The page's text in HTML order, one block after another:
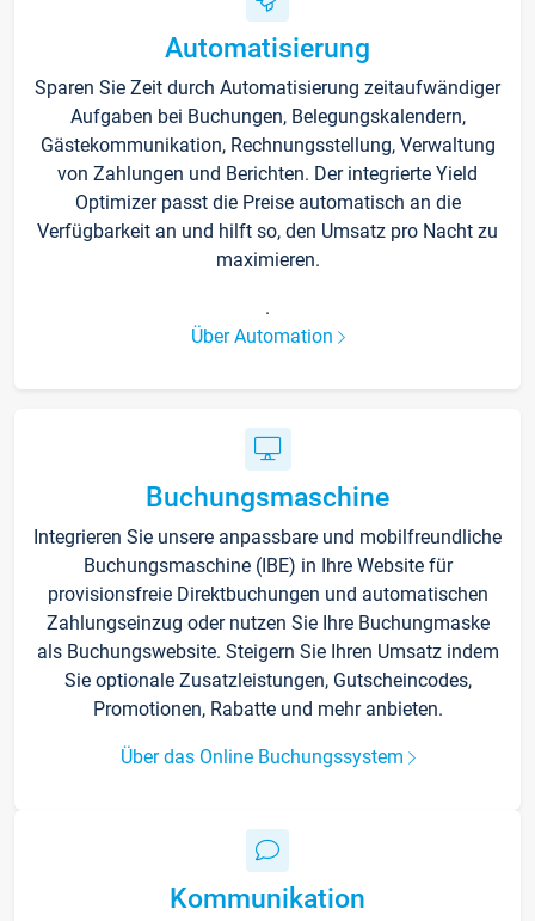
Automatisierung
Sparen Sie Zeit durch Automatisierung zeitaufwändiger
Aufgaben bei Buchungen, Belegungskalendern,
Gästekommunikation, Rechnungsstellung, Verwaltung
von Zahlungen und Berichten. Der integrierte Yield
Optimizer passt die Preise automatisch an die
Verfügbarkeit an und hilft so, den Umsatz pro Nacht zu
maximieren.
.
Über Automation
Buchungsmaschine
Integrieren Sie unsere anpassbare und mobilfreundliche
Buchungsmaschine (IBE) in Ihre Website für
provisionsfreie Direktbuchungen und automatischen
Zahlungseinzug oder nutzen Sie Ihre Buchungmaske
als Buchungswebsite. Steigern Sie Ihren Umsatz indem
Sie optionale Zusatzleistungen, Gutscheincodes,
Promotionen, Rabatte und mehr anbieten.
Über das Online Buchungssystem
Kommunikation